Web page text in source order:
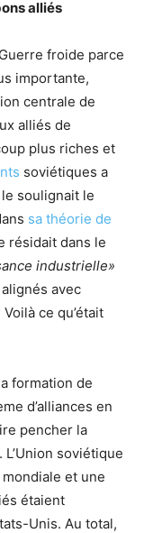
alliés
froide parce
importante,
centrale de
alliés de
plus riches et
soviétiques a
soulignait le
sa théorie de
résidait dans le
industrielle»
avec
ce qu’était
formation de
d’alliances en
pencher la
soviétique
et une
étaient
Unis. Au total,